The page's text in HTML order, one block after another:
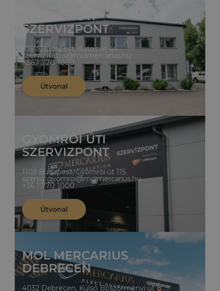
ILLATOS ÚTI
SZERVIZPONT
1097 Budapest, Illatos út 44.
szerviz.illatos@molmercarius.hu
+36 1 770 1000
Útvonal
GYÖMRŐI ÚTI
SZERVIZPONT
1103 Budapest, Gyömrői út 115.
szerviz.gyomroi@molmercarius.hu
+36 1 770 1000
Útvonal
MOL MERCARIUS
DEBRECEN
4032 Debrecen, Külső Böszörményi út 8.